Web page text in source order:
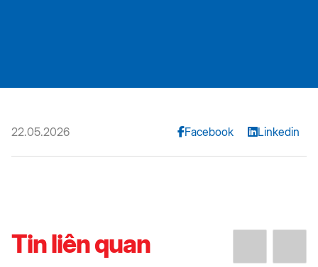
22.05.2026 Facebook Linkedin
Tin liên quan